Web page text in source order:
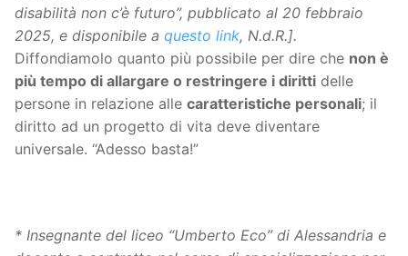
disabilità non c’è futuro”, pubblicato al 20 febbraio
2025, e disponibile a questo link, N.d.R.].
Diffondiamolo quanto più possibile per dire che non è
più tempo di allargare o restringere i diritti delle
persone in relazione alle caratteristiche personali; il
diritto ad un progetto di vita deve diventare
universale. “Adesso basta!”
* Insegnante del liceo “Umberto Eco” di Alessandria e